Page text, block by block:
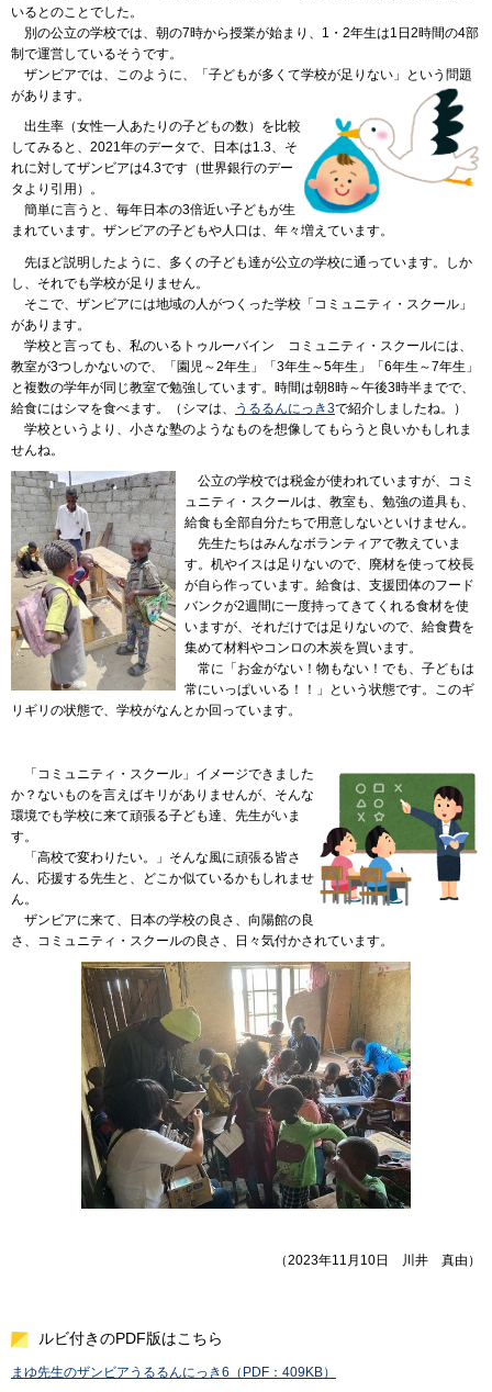
いるとのことでした。
別の公立の学校では、朝の7時から授業が始まり、1・2年生は1日2時間の4部
制で運営しているそうです。
ザンビアでは、このように、「子どもが多くて学校が足りない」という問題
があります。
出生率（女性一人あたりの子どもの数）を比較
してみると、2021年のデータで、日本は1.3、そ
れに対してザンビアは4.3です（世界銀行のデー
タより引用）。
簡単に言うと、毎年日本の3倍近い子どもが生
まれています。ザンビアの子どもや人口は、年々増えています。
先ほど説明したように、多くの子ども達が公立の学校に通っています。しか
し、それでも学校が足りません。
そこで、ザンビアには地域の人がつくった学校「コミュニティ・スクール」
があります。
学校と言っても、私のいるトゥルーバイン コミュニティ ・スクールには、
教室が3つしかないので、「園児～2年生」「3年生～5年生」「6年生～7年生」
と複数の学年が同じ教室で勉強しています。時間は朝8時～午後3時半までで、
給食にはシマを食べます。（シマは、
うるるんにっき3で紹介しましたね。）
学校というより、小さな塾のようなものを想像してもらうと良いかもしれま
せんね。
公立の学校では税金が使われていますが、 コミ
ュニティ・スクールは、教室も、勉強の道具も、
給食も全部自分たちで用意しないといけません。
先生たちはみんなボランティアで教えていま
す。机やイスは足りないので、廃材を使って校長
が自ら作っています。給食は、支援団体のフード
バンクが2週間に一度持ってきてくれる食材を使
いますが、それだけでは足りないので、給食費を
集めて材料やコンロの木炭を買います。
常に 「お金がない！物もない！でも、子どもは
常にいっぱいいる！！」という状態です。このギ
リギリの状態で、学校がなんとか回っています。
「コミュニティ ・スクール」イメージできました
か？ないものを言えばキリがありませんが、そんな
環境でも学校に来て頑張る子ども達、先生がいま
す。
「高校で変わりたい。」そんな風に頑張る皆さ
ん、応援する先生と、どこか似ているかもしれませ
ん。
ザンビアに来て、日本の学校の良さ、向陽館の良
さ、コミュニティ・スクールの良さ、日々気付かされています。
（2023年11月10日 川井 真由）
ルビ付きのPDF版はこちら
まゆ先生のザンビアうるるんにっき6（PDF：409KB）